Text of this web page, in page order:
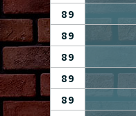
89
89
89
89
89